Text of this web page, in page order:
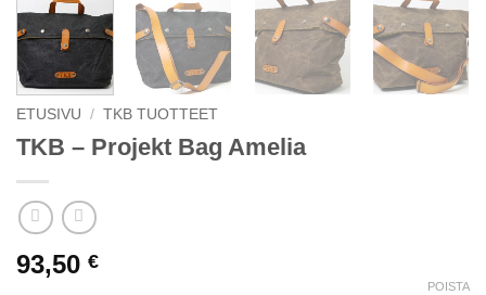
ETUSIVU / TKB TUOTTEET
TKB – Projekt Bag Amelia
93,50 €
POISTA